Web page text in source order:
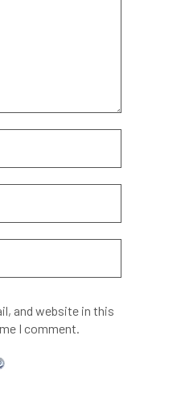
and website in this
I comment.